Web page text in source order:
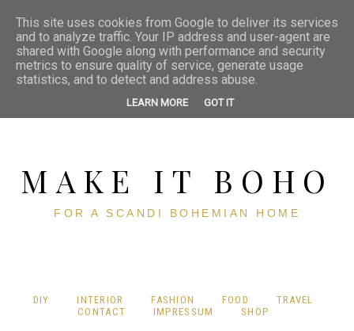
MAKE IT BOHO
FOR A SCANDI BOHEMIAN HOME
DIY INTERIOR FASHION FOOD
TRAVEL
CONTACT
IMPRESSUM SHOP
This site uses cookies from Google to deliver its services
and to analyze traffic. Your IP address and user-agent are
shared with Google along with performance and security
metrics to ensure quality of service, generate usage
statistics, and to detect and address abuse.
LEARN MORE GOT IT